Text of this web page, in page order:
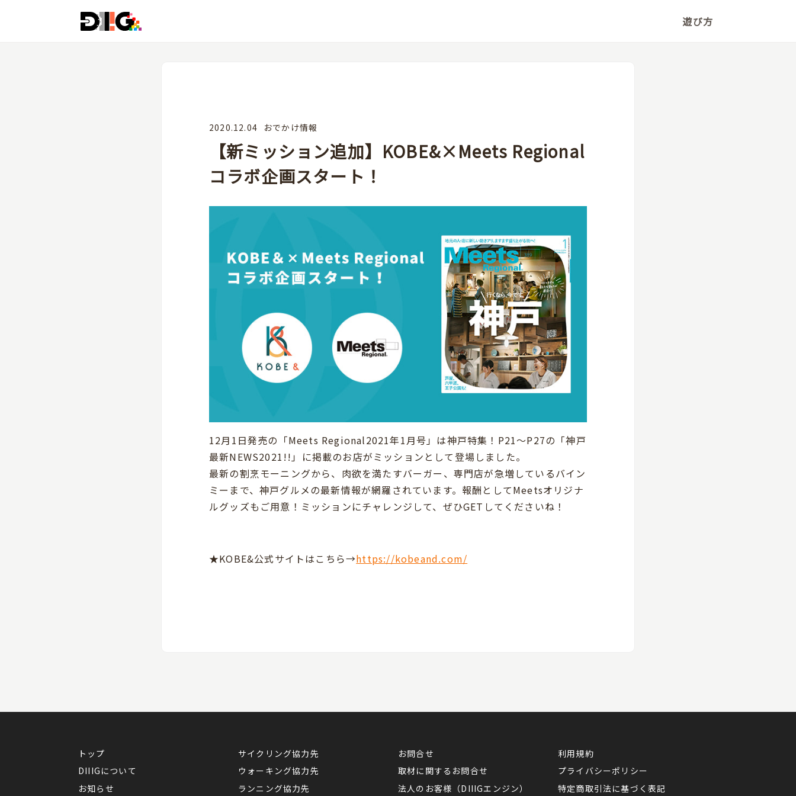
遊び方
2020.12.04 おでかけ情報
【新ミッション追加】KOBE&×Meets Regional
コラボ企画スタート！
12月1日発売の「Meets Regional2021年1月号」は神戸特集！P21～P27の「神戸
最新NEWS2021!!」に掲載のお店がミッションとして登場しました。
最新の割烹モーニングから、肉欲を満たすバーガー、専門店が急増しているバイン
ミーまで、神戸グルメの最新情報が網羅されています。報酬としてMeetsオリジナ
ルグッズもご用意！ミッションにチャレンジして、ぜひGETしてくださいね！
★KOBE&公式サイトはこちら→https://kobeand.com/
トップ
DIIIGについて
お知らせ
サイクリング協力先
ウォーキング協力先
ランニング協力先
お問合せ
取材に関するお問合せ
法人のお客様（DIIIGエンジン）
利用規約
プライバシーポリシー
特定商取引法に基づく表記